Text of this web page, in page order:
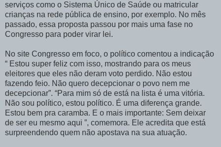
serviços como o Sistema Único de Saúde ou matricular
crianças na rede pública de ensino, por exemplo. No mês
passado, essa proposta passou por mais uma fase no
Congresso para poder virar lei.
No site Congresso em foco, o político comentou a indicação
“ Estou super feliz com isso, mostrando para os meus
eleitores que eles não deram voto perdido. Não estou
fazendo feio. Não quero decepcionar o povo nem me
decepcionar”. “Para mim só de está na lista é uma vitória.
Não sou político, estou político. É uma diferença grande.
Estou bem pra caramba. E o mais importante: Sem deixar
de ser eu mesmo aqui ”, comemora. Ele acredita que está
surpreendendo quem não apostava na sua atuação.